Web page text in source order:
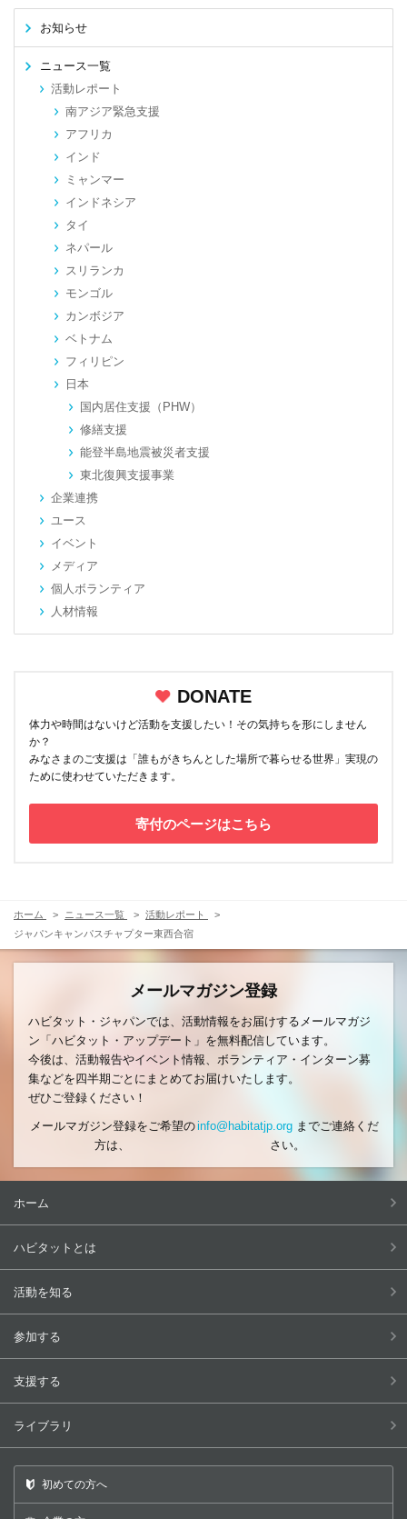
お知らせ
ニュース一覧
活動レポート
南アジア緊急支援
アフリカ
インド
ミャンマー
インドネシア
タイ
ネパール
スリランカ
モンゴル
カンボジア
ベトナム
フィリピン
日本
国内居住支援（PHW）
修繕支援
能登半島地震被災者支援
東北復興支援事業
企業連携
ユース
イベント
メディア
個人ボランティア
人材情報
DONATE
体力や時間はないけど活動を支援したい！その気持ちを形にしません
か？
みなさまのご支援は「誰もがきちんとした場所で暮らせる世界」実現の
ために使わせていただきます。
寄付のページはこちら
ホーム ニュース一覧
活動レポート
ジャパンキャンパスチャプター東西合宿
メールマガジン登録
ハビタット・ジャパンでは、活動情報をお届けするメールマガジ
ン「ハビタット・アップデート」を無料配信しています。
今後は、活動報告やイベント情報、ボランティア・インターン募
集などを四半期ごとにまとめてお届けいたします。
ぜひご登録ください！
メールマガジン登録をご希望の
方は、
info@habitatjp.orgまでご連絡くだ
さい。
ホーム
ハビタットとは
活動を知る
参加する
支援する
ライブラリ
初めての方へ